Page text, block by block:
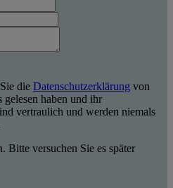
die Datenschutzerklärung von
haben und ihr
vertraulich und werden niemals
Bitte versuchen Sie es später